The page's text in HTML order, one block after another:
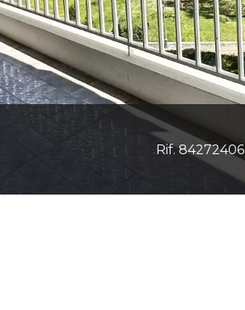
Rif. 84272406